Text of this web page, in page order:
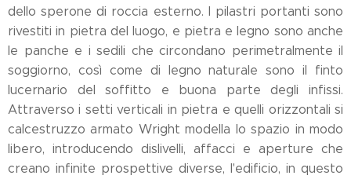
dello sperone di roccia esterno. I pilastri portanti sono
rivestiti in pietra del luogo, e pietra e legno sono anche
le panche e i sedili che circondano perimetralmente il
soggiorno, così come di legno naturale sono il finto
lucernario del soffitto e buona parte degli infissi.
Attraverso i setti verticali in pietra e quelli orizzontali si
calcestruzzo armato Wright modella lo spazio in modo
libero, introducendo dislivelli, affacci e aperture che
creano infinite prospettive diverse, l'edificio, in questo